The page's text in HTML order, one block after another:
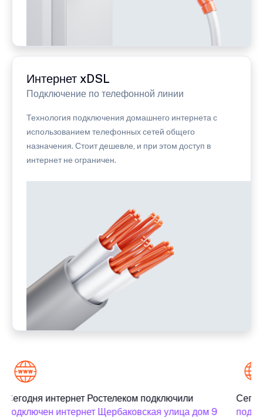
Интернет xDSL
Подключение по телефонной линии
Технология подключения домашнего интернета с
использованием телефонных сетей общего
назначения. Стоит дешевле, и при этом доступ в
интернет не ограничен.
Сегодня интернет Ростелеком подключили
подключен интернет Щербаковская улица дом 9